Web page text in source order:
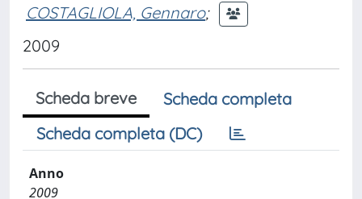
COSTAGLIOLA, Gennaro;
2009
Scheda breve
Scheda completa
Scheda completa (DC)
Anno
2009